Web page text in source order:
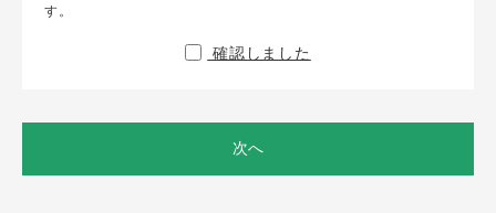
す。
確認しました
次へ